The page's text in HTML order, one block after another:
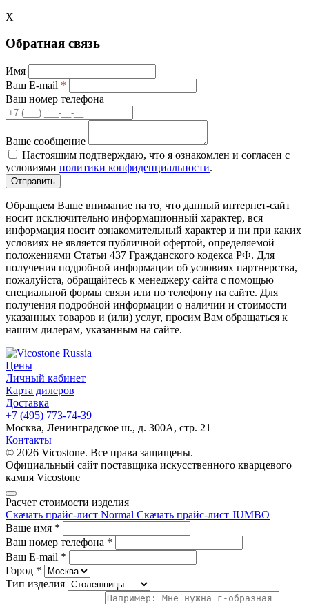
X
Обратная связь
Имя
Ваш E-mail *
Ваш номер телефона
Ваше сообщение
Настоящим подтверждаю, что я ознакомлен и согласен с
условиями политики конфиденциальности.
Обращаем Ваше внимание на то, что данный интернет-сайт
носит исключительно информационный характер, вся
информация носит ознакомительный характер и ни при каких
условиях не является публичной офертой, определяемой
положениями Статьи 437 Гражданского кодекса РФ. Для
получения подробной информации об условиях партнерства,
пожалуйста, обращайтесь к менеджеру сайта с помощью
специальной формы связи или по телефону на сайте. Для
получения подробной информации о наличии и стоимости
указанных товаров и (или) услуг, просим Вам обращаться к
нашим дилерам, указанным на сайте.
Цены
Личный кабинет
Карта дилеров
Доставка
+7 (495) 773-74-39
Москва, Ленинградское ш., д. 300А, стр. 21
Контакты
© 2026 Vicostone. Все права защищены.
Официальный сайт поставщика искусственного кварцевого
камня Vicostone
Расчет стоимости изделия
Скачать прайс-лист Normal Скачать прайс-лист JUMBO
Ваше имя *
Ваш номер телефона *
Ваш E-mail *
Город *
Тип изделия